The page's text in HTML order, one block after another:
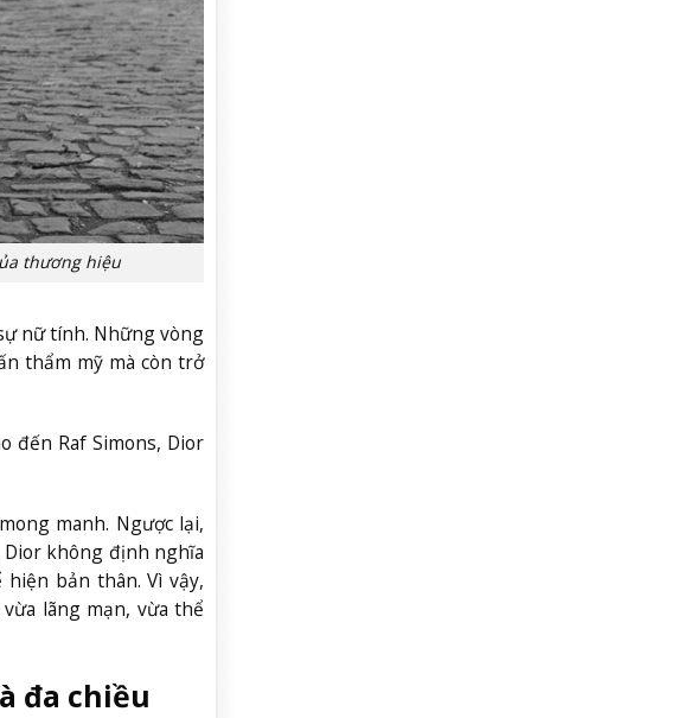
thương hiệu
nữ tính. Những vòng
thẩm mỹ mà còn trở
đến Raf Simons, Dior
manh. Ngược lại,
Dior không định nghĩa
bản thân. Vì vậy,
lãng mạn, vừa thể
đa chiều